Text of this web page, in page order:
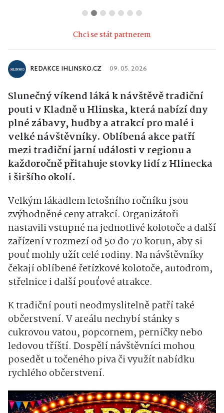
Chci se stát partnerem
REDAKCE IHLINSKO.CZ 09. 05. 2026
Slunečný víkend láká k návštěvě tradiční
pouti v Kladně u Hlinska, která nabízí dny
plné zábavy, hudby a atrakcí pro malé i
velké návštěvníky. Oblíbená akce patří
mezi tradiční jarní události v regionu a
každoročně přitahuje stovky lidí z Hlinecka
i širšího okolí.
Velkým lákadlem letošního ročníku jsou
zvýhodněné ceny atrakcí. Organizátoři
nastavili vstupné na jednotlivé kolotoče a další
zařízení v rozmezí od 50 do 70 korun, aby si
pouť mohly užít celé rodiny. Na návštěvníky
čekají oblíbené řetízkové kolotoče, autodrom,
střelnice i další pouťové atrakce.
K tradiční pouti neodmyslitelně patří také
občerstvení. V areálu nechybí stánky s
cukrovou vatou, popcornem, perníčky nebo
ledovou tříští. Dospělí návštěvníci mohou
posedět u točeného piva či využít nabídku
rychlého občerstvení.